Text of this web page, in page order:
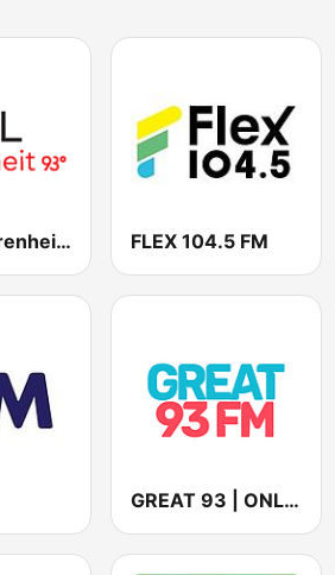
COOL Fahrenheit 93 FM FLEX 104.5 FM
GREAT 93 | ONLINE